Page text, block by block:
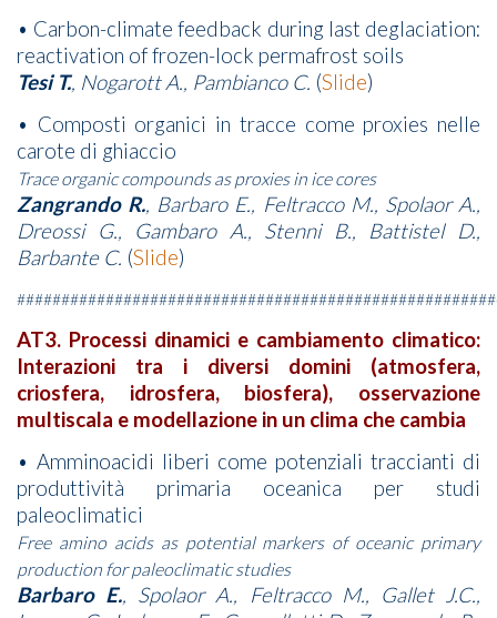
• Carbon-climate feedback during last deglaciation:
reactivation of frozen-lock permafrost soils
Tesi T., Nogarott A., Pambianco C. (Slide)
• Composti organici in tracce come proxies nelle
carote di ghiaccio
Trace organic compounds as proxies in ice cores
Zangrando R., Barbaro E., Feltracco M., Spolaor A.,
Dreossi G., Gambaro A., Stenni B., Battistel D.,
Barbante C. (Slide)
AT3. Processi dinamici e cambiamento climatico:
Interazioni tra i diversi domini (atmosfera,
criosfera, idrosfera, biosfera), osservazione
multiscala e modellazione in un clima che cambia
• Amminoacidi liberi come potenziali traccianti di
produttività primaria oceanica per studi
paleoclimatici
Free amino acids as potential markers of oceanic primary
production for paleoclimatic studies
Barbaro E., Spolaor A., Feltracco M., Gallet J.C.,